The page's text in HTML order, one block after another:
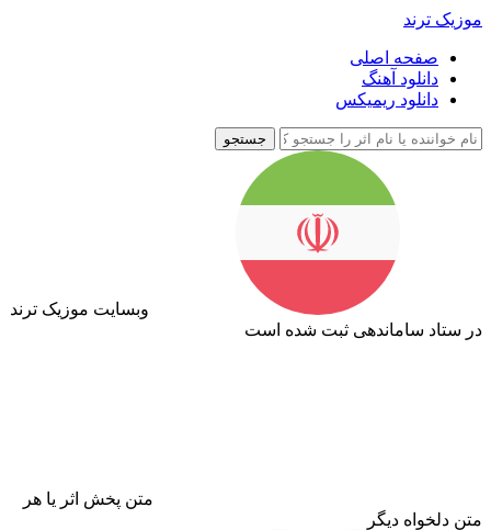
موزیک ترند
صفحه اصلی
دانلود آهنگ
دانلود ریمیکس
جستجو
وبسایت موزیک ترند
در ستاد ساماندهی ثبت شده است
متن پخش اثر یا هر
متن دلخواه دیگر